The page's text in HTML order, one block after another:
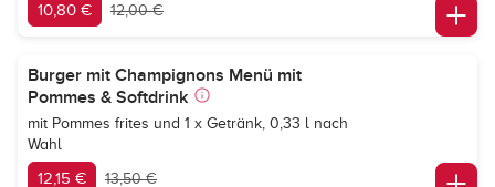
10,80 € 12,00 €
Burger mit Champignons Menü mit
Pommes & Softdrink
mit Pommes frites und 1 x Getränk, 0,33 l nach
Wahl
12,15 € 13,50 €